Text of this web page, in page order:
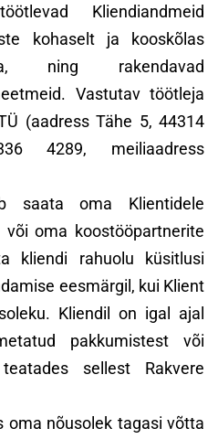
Kliendiandmeid
kohaselt ja kooskõlas
ning rakendavad
Vastutav töötleja
(aadress Tähe 5, 44314
4289, meiliaadress
saata oma Klientidele
või oma koostööpartnerite
kliendi rahuolu küsitlusi
eesmärgil, kui Klient
Kliendil on igal ajal
pakkumistest või
sellest Rakvere
oma nõusolek tagasi võtta